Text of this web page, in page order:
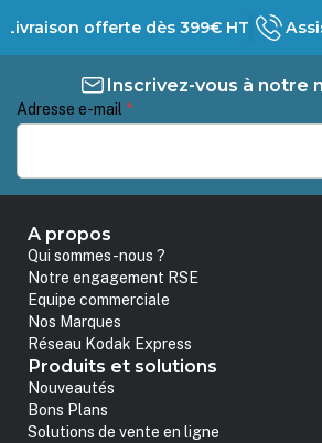
Livraison offerte dès 399€ HT
Inscrivez-vous à notre
Adresse e-mail *
A propos
Qui sommes-nous ?
Notre engagement RSE
Equipe commerciale
Nos Marques
Réseau Kodak Express
Produits et solutions
Nouveautés
Bons Plans
Solutions de vente en ligne